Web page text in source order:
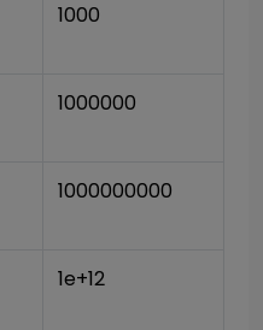
1000
1000000
1000000000
1e+12